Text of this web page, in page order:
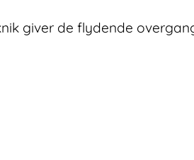
giver de flydende